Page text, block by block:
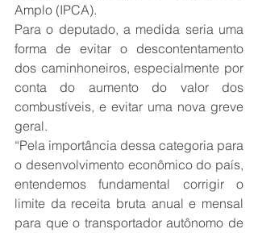
Amplo (IPCA).
Para o deputado, a medida seria uma
forma de evitar o descontentamento
dos caminhoneiros, especialmente por
conta do aumento do valor dos
combustíveis, e evitar uma nova greve
geral.
“Pela importância dessa categoria para
o desenvolvimento econômico do país,
entendemos fundamental corrigir o
limite da receita bruta anual e mensal
para que o transportador autônomo de